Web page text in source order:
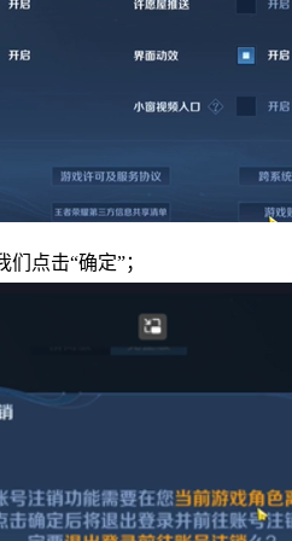
点击“确定”；